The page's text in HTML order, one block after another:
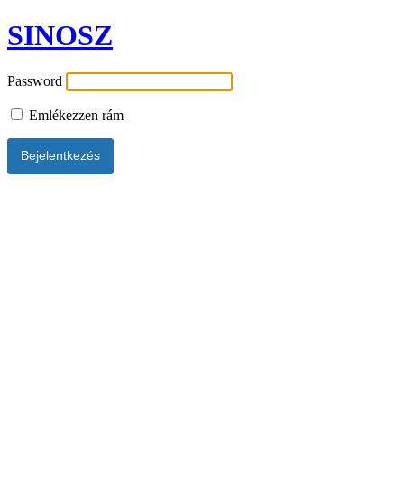
SINOSZ
Password
Emlékezzen rám